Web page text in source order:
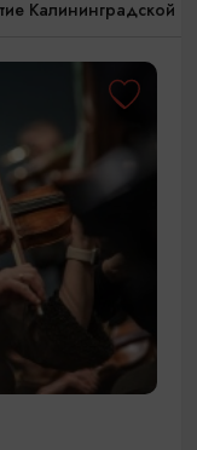
Калининградской